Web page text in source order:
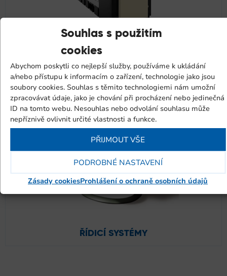
Souhlas s použitím
cookies
Abychom poskytli co nejlepší služby, používáme k ukládání
a/nebo přístupu k informacím o zařízení, technologie jako jsou
soubory cookies. Souhlas s těmito technologiemi nám umožní
zpracovávat údaje, jako je chování při procházení nebo jedinečná
ID na tomto webu. Nesouhlas nebo odvolání souhlasu může
nepříznivě ovlivnit určité vlastnosti a funkce.
PŘIJMOUT VŠE
PODROBNÉ NASTAVENÍ
Zásady cookiesProhlášení o ochraně osobních údajů
GENERÁTORY DUSÍKU (Oxywise)
ŘÍDICÍ SYSTÉMY